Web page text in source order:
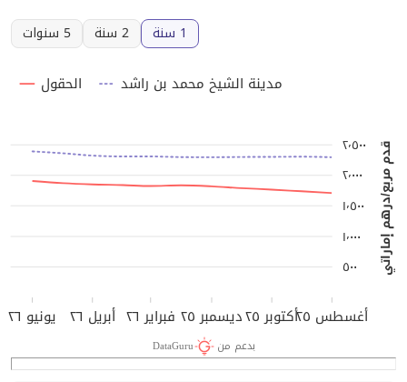
1 سنة
2 سنة 5 سنوات
أغسطس ٢٥ أكتوبر ٢٥ ديسمبر ٢٥ فبراير ٢٦ أبريل ٢٦ يونيو ٢٦
قدم مربع/درهم إماراتي ٥٠٠
١٬٠٠٠
١٬٥٠٠
٢٬٠٠٠
٢٬٥٠٠
الحقول مدينة الشيخ محمد بن راشد
بدعم من DataGuru